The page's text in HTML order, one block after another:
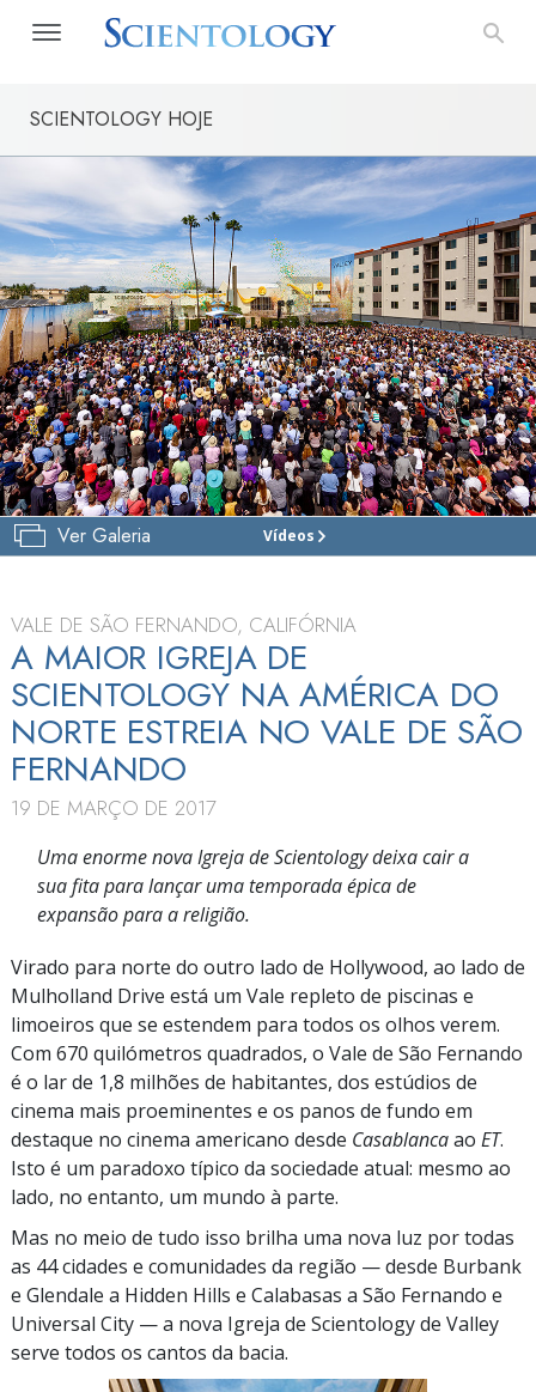
SCIENTOLOGY HOJE
Ver Galeria Vídeos
IGREJA
DE
VALLEY
VISITE
INAUGURAÇÃO
VALE DE SÃO FERNANDO, CALIFÓRNIA
A MAIOR IGREJA DE
SCIENTOLOGY NA AMÉRICA DO
NORTE ESTREIA NO VALE DE SÃO
FERNANDO
19 DE MARÇO DE 2017
Uma enorme nova Igreja de Scientology deixa cair a
sua fita para lançar uma temporada épica de
expansão para a religião.
Virado para norte do outro lado de Hollywood, ao lado de
Mulholland Drive está um Vale repleto de piscinas e
limoeiros que se estendem para todos os olhos verem.
Com 670 quilómetros quadrados, o Vale de São Fernando
é o lar de 1,8 milhões de habitantes, dos estúdios de
cinema mais proeminentes e os panos de fundo em
destaque no cinema americano desde Casablancaao ET.
Isto é um paradoxo típico da sociedade atual: mesmo ao
lado, no entanto, um mundo à parte.
Mas no meio de tudo isso brilha uma nova luz por todas
as 44 cidades e comunidades da região — desde Burbank
e Glendale a Hidden Hills e Calabasas a São Fernando e
Universal City — a nova Igreja de Scientology de Valley
serve todos os cantos da bacia.